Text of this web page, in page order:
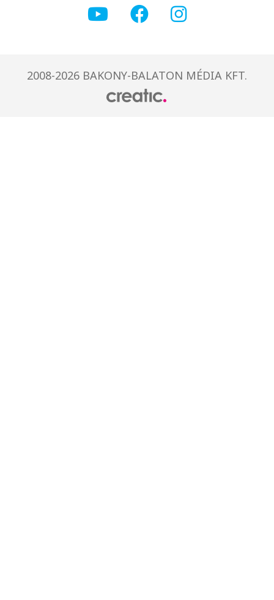
2008-2026 BAKONY-BALATON MÉDIA KFT.